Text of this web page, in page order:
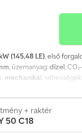
(145,48 LE), első
, üzemanyag:dízel,
mechanikai,
szélesség:
zár, szervokormány,
- Első elektromos
üvegezés -
+ raktér
50 C18